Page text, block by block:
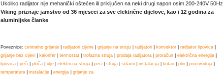
Ukoliko radijator nije mehanički oštećen ili priključen na neki drugi napon osim 200-240V 50Hz,
Viking priznaje jamstvo od 36 mjeseci za sve električne dijelove, kao i 12 godina za
aluminijske članke
Poveznice: centralno grijanje radijatori cijene grijanje na struju radijatori konvektor radijator lipovica
grijanje bez cijevi
kalorifer termostat trofazna struja prodaja radijatora proračun električna energija
lipovica
peči ploča ulje elektricna struja peci struja solarni instalacija kotao plin proizvodnja
temperatura
instalacije energija grijanje za